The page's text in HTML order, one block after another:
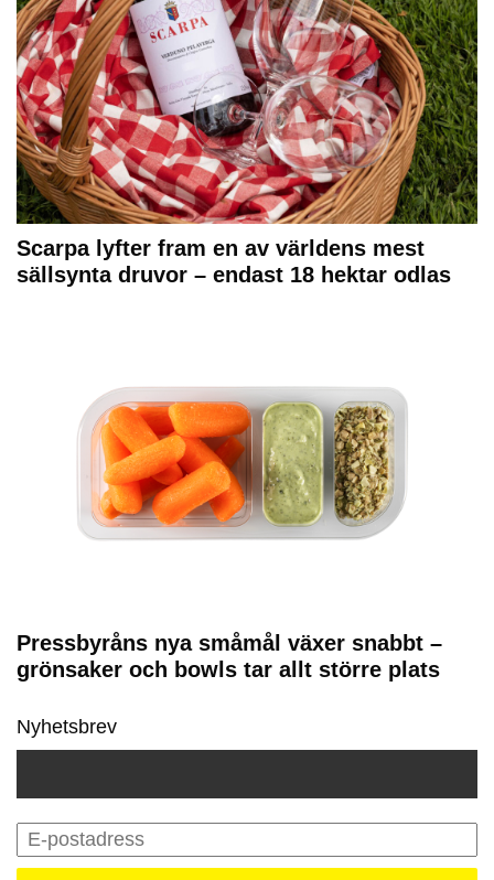
Scarpa lyfter fram en av världens mest
sällsynta druvor – endast 18 hektar odlas
Pressbyråns nya småmål växer snabbt –
grönsaker och bowls tar allt större plats
Nyhetsbrev